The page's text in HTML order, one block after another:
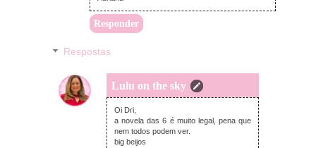
Responder
Respostas
Lulu on the sky
domingo, agosto 24, 2014
Oi Dri,
a novela das 6 é muito legal, pena que
nem todos podem ver.
big beijos